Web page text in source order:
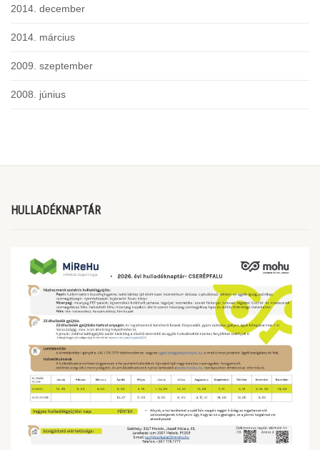
2014. december
2014. március
2009. szeptember
2008. június
HULLADÉKNAPTÁR